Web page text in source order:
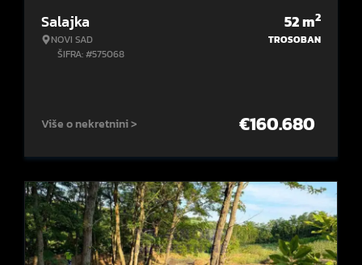
Salajka
NOVI SAD
ŠIFRA: #575068
52m2
TROSOBAN
Više o nekretnini > €160.680